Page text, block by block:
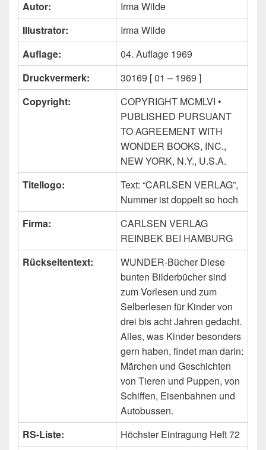
Autor:
Irma Wilde
Illustrator:
Irma Wilde
Auflage:
04. Auflage 1969
Druckvermerk:
30169 [ 01 – 1969 ]
Copyright:
COPYRIGHT MCMLVI •
PUBLISHED PURSUANT
TO AGREEMENT WITH
WONDER BOOKS, INC.,
NEW YORK, N.Y., U.S.A.
Titellogo:
Text: “CARLSEN VERLAG”,
Nummer ist doppelt so hoch
Firma:
CARLSEN VERLAG
REINBEK BEI HAMBURG
Rückseitentext:
WUNDER-Bücher Diese
bunten Bilderbücher sind
zum Vorlesen und zum
Selberlesen für Kinder von
drei bis acht Jahren gedacht.
Alles, was Kinder besonders
gern haben, findet man darin:
Märchen und Geschichten
von Tieren und Puppen, von
Schiffen, Eisenbahnen und
Autobussen.
RS-Liste:
Höchster Eintragung Heft 72